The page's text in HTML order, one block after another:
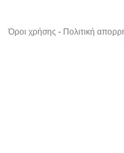
Όροι χρήσης - Πολιτική